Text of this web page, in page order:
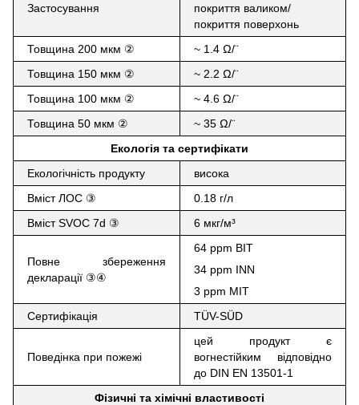
Застосування
покриття валиком/
покриття поверхонь
Товщина 200 мкм ②
~ 1.4 Ω/¨
Товщина 150 мкм ② ~ 2.2 Ω/¨
Товщина 100 мкм ② ~ 4.6 Ω/¨
Товщина 50 мкм ② ~ 35 Ω/¨
Екологія та сертифікати
Екологічність продукту
висока
Вміст ЛОС ③
0.18 г/л
Вміст SVOC 7d ③
6 мкг/м³
Повне збереження
декларації ③④
64 ppm BIT
34 ppm INN
3 ppm MIT
Сертифікація
TÜV-SÜD
Поведінка при пожежі
цей продукт є
вогнестійким відповідно
до DIN EN 13501-1
Фізичні та хімічні властивості